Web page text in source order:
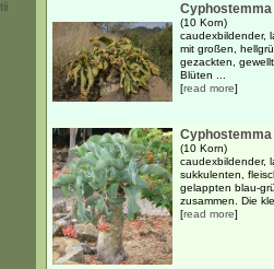
(10 Korn)
caudexbildender,
mit großen,
gezackten,
Blüten ...
[read more]
(10 Korn)
caudexbildender,
sukkulenten,
gelappten blau-
zusammen. Die
[read more]